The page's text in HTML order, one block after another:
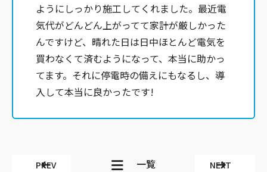
ようにしっかり施工してくれました。最近電
気代がどんどん上がってて家計が厳しかった
んですけど、晴れた日は日中ほとんど電気を
買わなくて済むようになって、本当に助かっ
てます。それに停電時の備えにもなるし、導
入して本当に良かったです!
PREV 一覧 NEXT